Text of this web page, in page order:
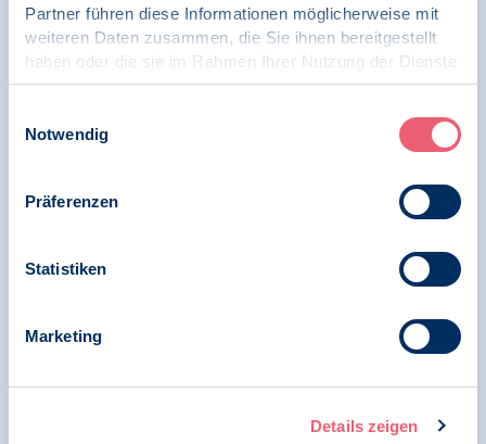
Partner führen diese Informationen möglicherweise mit
weiteren Daten zusammen, die Sie ihnen bereitgestellt
haben oder die sie im Rahmen Ihrer Nutzung der Dienste
gesammelt haben.
Notwendig
Präferenzen
Statistiken
Marketing
Details zeigen
06.05.2025
Psychologie in die Schulen | report psychologie |
report psychologie 02/2025 Fokusthema:
Leseprobe "Bedarf bei Weitem nicht gedeckt"
noch deutlichen Handlungsbedarf beim
Schutz der Rechte junger Menschen